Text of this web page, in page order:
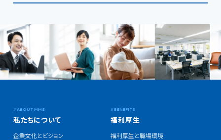
私たちについて
企業文化とビジョン
福利厚生
福利厚生と職場環境